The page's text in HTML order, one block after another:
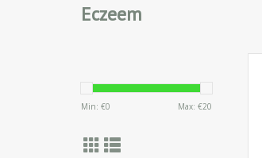
Eczeem
Min: €0 Max: €20